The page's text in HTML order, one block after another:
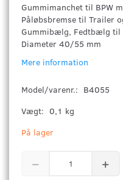
Gummimanchet til BPW
Påløbsbremse til Trailer
Gummibælg, Fedtbælg til
Diameter 40/55 mm
Mere information
Model/varenr.: B4055
Vægt: 0,1 kg
På lager